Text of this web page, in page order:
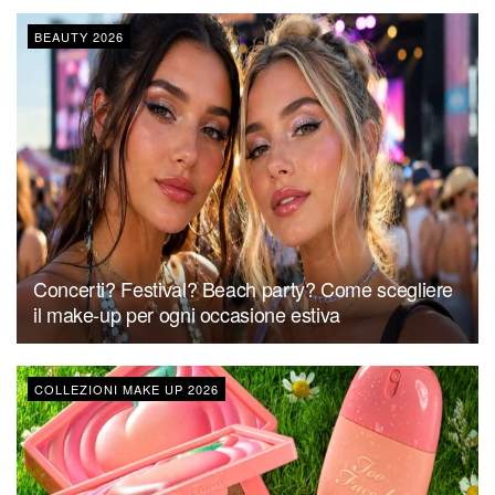
BEAUTY 2026
Concerti? Festival? Beach party? Come scegliere
il make-up per ogni occasione estiva
COLLEZIONI MAKE UP 2026